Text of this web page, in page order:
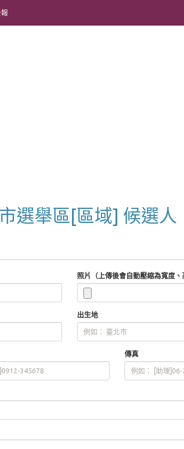
選舉區[區域] 候選人
照片（上傳後會自動壓縮為寬度
出生地
傳真